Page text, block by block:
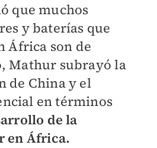
que muchos
y baterías que
África son de
Mathur subrayó la
de China y el
en términos
de la
en África.